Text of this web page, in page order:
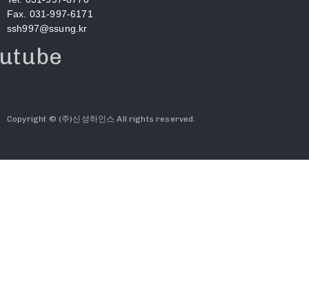
Fax. 031-997-6171
ssh997@ssung.kr
Copyright © (주)신성하인스 All rights reserved.